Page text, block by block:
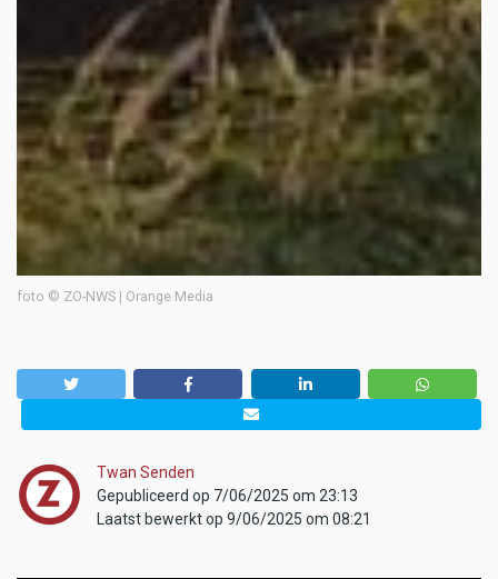
foto © ZO-NWS | Orange Media
Twan Senden
Gepubliceerd op 7/06/2025 om 23:13
Laatst bewerkt op 9/06/2025 om 08:21